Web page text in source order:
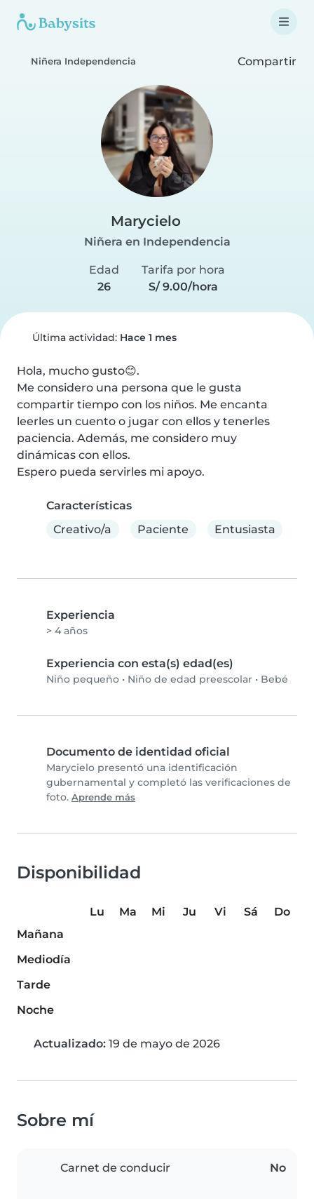
Niñera Independencia Compartir
Marycielo
Niñera en Independencia
Edad
26
Tarifa por hora
S/ 9.00/hora
Última actividad: Hace 1 mes
Hola, mucho gusto😊.
Me considero una persona que le gusta
compartir tiempo con los niños. Me encanta
leerles un cuento o jugar con ellos y tenerles
paciencia. Además, me considero muy
dinámicas con ellos.
Espero pueda servirles mi apoyo.
Características
Creativo/a
Paciente Entusiasta
Experiencia
> 4 años
Experiencia con esta(s) edad(es)
Niño pequeño • Niño de edad preescolar • Bebé
Documento de identidad oficial
Marycielo presentó una identificación
gubernamental y completó las verificaciones de
foto. Aprende más
Disponibilidad
Lu Ma Mi Ju Vi Sá
Do
Mañana
Mediodía
Tarde
Noche
Actualizado: 19 de mayo de 2026
Sobre mí
Carnet de conducir No